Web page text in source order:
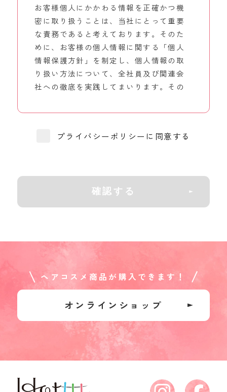
お客様個人にかかわる情報を正確かつ機
密に取り扱うことは、当社にとって重要
な責務であると考えております。そのた
めに、お客様の個人情報に関する「個人
情報保護方針」を制定し、個人情報の取
り扱い方法について、全社員及び関連会
社への徹底を実践してまいります。その
当社で保有し利用させて頂いている個人
客様の個人情報の取り扱いを実施いたし
個人情報の取り扱いについて
当社は個人情報を適法かつ公正な手段
報の提供をお願いする場合は、事前に収
集の目的、利用の内容を開示した上で、
当社の正当な事業の範囲内で、その目的
を収集いたします。
（２） 個人情報の利用及び共同利
用
プライバシーポリシーに同意する
確認する
ヘアコスメ商品が購入できます！
オンラインショップ